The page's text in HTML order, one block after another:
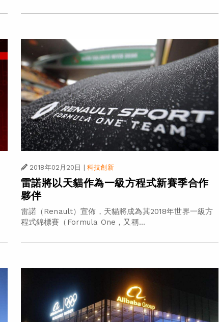
2018年02月20日 科技創新
雷諾將以天貓作為一級方程式新賽季合作
夥伴
雷諾（Renault）宣佈，天貓將成為其2018年世界一級方
程式錦標賽（Formula One，又稱...